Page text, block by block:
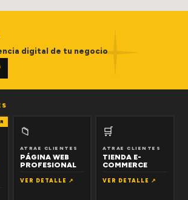
digital de tu negocio
📁
ATRAE CLIENTES
PÁGINA WEB
PROFESIONAL
VER DETALLE ↗
🛒
ATRAE CLIENTES
TIENDA E-
COMMERCE
VER DETALLE ↗